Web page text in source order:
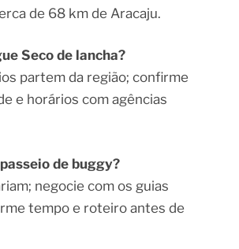
de 68 km de Aracaju.
Seco de lancha?
partem da região; confirme
e horários com agências
de buggy?
negocie com os guias
tempo e roteiro antes de